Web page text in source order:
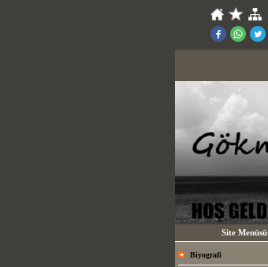
Site Menüsü
Biyografi